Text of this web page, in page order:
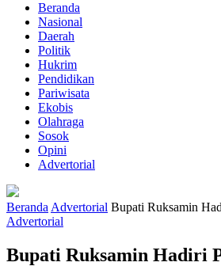
Beranda
Nasional
Daerah
Politik
Hukrim
Pendidikan
Pariwisata
Ekobis
Olahraga
Sosok
Opini
Advertorial
Beranda Advertorial Bupati Ruksamin
Advertorial
Bupati Ruksamin Hadiri